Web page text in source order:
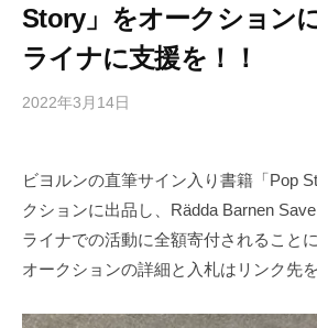
Story」をオークション
ライナに支援を！！
2022年3月14日
i
g
a
s
i
の
コ
メ
ン
ビヨルンの直筆サイン入り書籍「Pop
クションに出品し、Rädda Barnen
ライナでの活動に全額寄付されること
オークションの詳細と入札はリンク先